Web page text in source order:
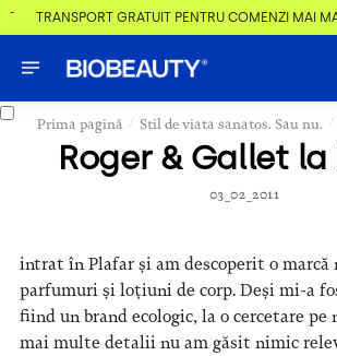
TRANSPORT GRATUIT PENTRU COMENZI MAI
Prima pagină / Stil de viata sanatos. Sau nu. /
Roger & Gallet
03_02_2011
intrat în Plafar și am descoperit o marcă
parfumuri și loțiuni de corp. Deși mi-a
fiind un brand ecologic, la o cercetare pe
mai multe detalii nu am găsit nimic